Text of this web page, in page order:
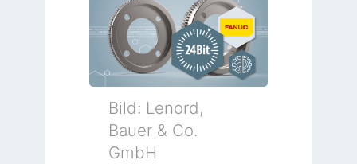
g
e
b
e
r
o
m
Bild: Lenord,
Bauer & Co.
GmbH